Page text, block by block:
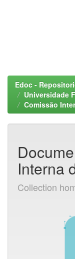
Edoc -
Universidade
Comissão
Interna
Collection